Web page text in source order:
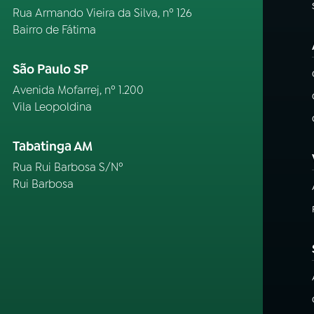
Rua Armando Vieira da Silva, nº 126
Bairro de Fátima
São Paulo SP
Avenida Mofarrej, nº 1.200
Vila Leopoldina
Tabatinga AM
Rua Rui Barbosa S/Nº
Rui Barbosa